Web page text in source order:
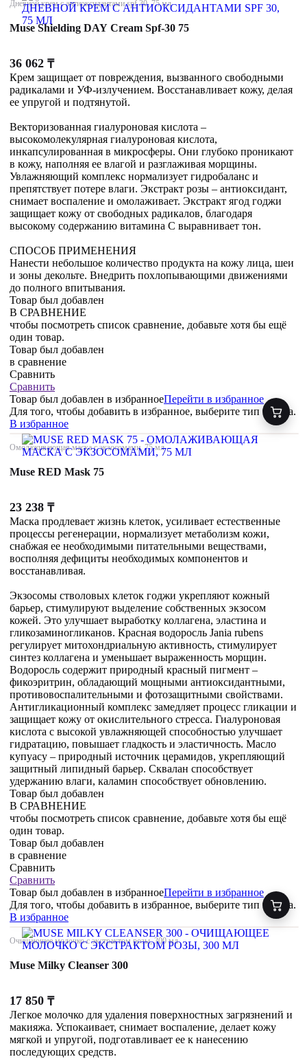
Дневной крем с антиоксидантами spf 30, 75 мл
Muse Shielding DAY Cream Spf-30 75
36 062 ₸
Крем защищает от повреждения, вызванного свободными
радикалами и УФ-излучением. Восстанавливает кожу, делая
ее упругой и подтянутой.
Векторизованная гиалуроновая кислота –
высокомолекулярная гиалуроновая кислота,
инкапсулированная в микросферы. Они глубоко проникают
в кожу, наполняя ее влагой и разглаживая морщины.
Увлажняющий комплекс нормализует гидробаланс и
препятствует потере влаги. Экстракт розы – антиоксидант,
снимает воспаление и омолаживает. Экстракт ягод годжи
защищает кожу от свободных радикалов, благодаря
высокому содержанию витамина С выравнивает тон.
СПОСОБ ПРИМЕНЕНИЯ
Нанести небольшое количество продукта на кожу лица, шеи
и зоны декольте. Внедрить похлопывающими движениями
до полного впитывания.
Товар был добавлен
В СРАВНЕНИЕ
чтобы посмотреть список сравнение, добавьте хотя бы ещё
один товар.
Товар был добавлен
в сравнение
Сравнить
Сравнить
Товар был добавлен в избранноеПерейти в избранное
Для того, чтобы добавить в избранное, выберите тип товара.
В избранное
Омолаживающая маска с экзосомами, 75 мл
Muse RED Mask 75
23 238 ₸
Маска продлевает жизнь клеток, усиливает естественные
процессы регенерации, нормализует метаболизм кожи,
снабжая ее необходимыми питательными веществами,
восполняя дефициты необходимых компонентов и
восстанавливая.
Экзосомы стволовых клеток годжи укрепляют кожный
барьер, стимулируют выделение собственных экзосом
кожей. Это улучшает выработку коллагена, эластина и
гликозаминогликанов. Красная водоросль Jania rubens
регулирует митохондриальную активность, стимулирует
синтез коллагена и уменьшает выраженность морщин.
Водоросль содержит природный красный пигмент –
фикоэритрин, обладающий мощными антиоксидантными,
противовоспалительными и фотозащитными свойствами.
Антигликационный комплекс замедляет процесс гликации и
защищает кожу от окислительного стресса. Гиалуроновая
кислота с высокой увлажняющей способностью улучшает
гидратацию, повышает гладкость и эластичность. Масло
купуасу – природный источник церамидов, укрепляющий
защитный липидный барьер. Сквалан способствует
удержанию влаги, каламин способствует обновлению.
Товар был добавлен
В СРАВНЕНИЕ
чтобы посмотреть список сравнение, добавьте хотя бы ещё
один товар.
Товар был добавлен
в сравнение
Сравнить
Сравнить
Товар был добавлен в избранноеПерейти в избранное
Для того, чтобы добавить в избранное, выберите тип товара.
В избранное
Очищающее молочко с экстрактом розы, 300 мл
Muse Milky Cleanser 300
17 850 ₸
Легкое молочко для удаления поверхностных загрязнений и
макияжа. Успокаивает, снимает воспаление, делает кожу
мягкой и упругой, подготавливает ее к нанесению
последующих средств.